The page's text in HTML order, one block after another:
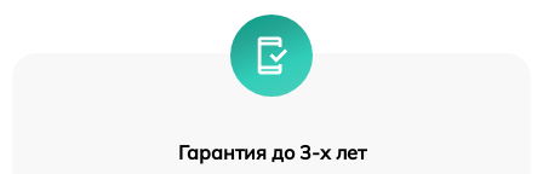
Гарантия до 3-х лет